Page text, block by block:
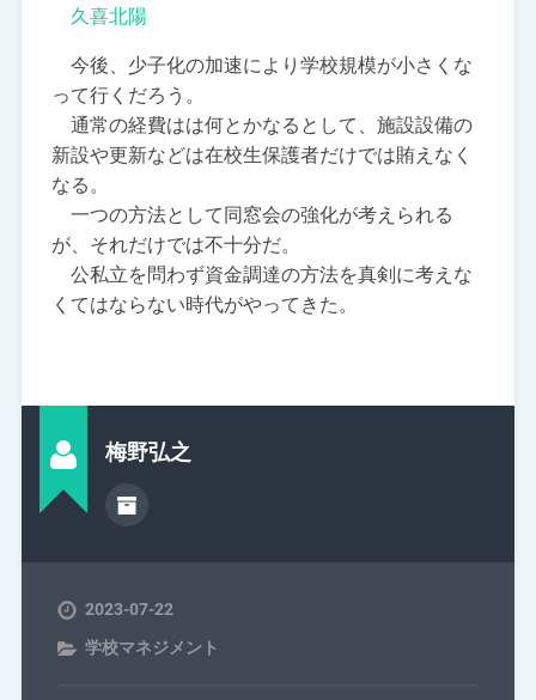
久喜北陽
今後、少子化の加速により学校規模が小さくな
って行くだろう。
通常の経費はは何とかなるとして、施設設備の
新設や更新などは在校生保護者だけでは賄えなく
なる。
一つの方法として同窓会の強化が考えられる
が、それだけでは不十分だ。
公私立を問わず資金調達の方法を真剣に考えな
くてはならない時代がやってきた。
梅野弘之
2023-07-22
学校マネジメント